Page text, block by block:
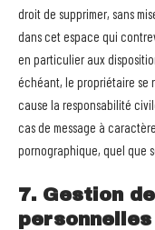
droit de supprimer, sans
dans cet espace qui
en particulier aux
échéant, le propriétaire se
cause la responsabilité
cas de message à
pornographique, quel que
7. Gestion
personnelles